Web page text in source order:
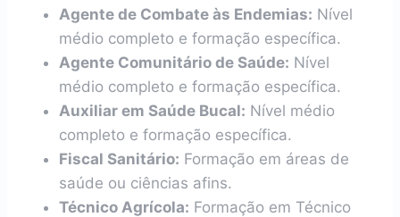
Agente de Combate às Endemias: Nível
médio completo e formação específica.
Agente Comunitário de Saúde: Nível
médio completo e formação específica.
Auxiliar em Saúde Bucal: Nível médio
completo e formação específica.
Fiscal Sanitário: Formação em áreas de
saúde ou ciências afins.
Técnico Agrícola: Formação em Técnico